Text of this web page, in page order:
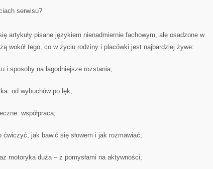
serwisu?
artykuły pisane językiem nienadmiernie fachowym, ale osadzone w
wokół tego, co w życiu rodziny i placówki jest najbardziej żywe:
i sposoby na łagodniejsze rozstania;
od wybuchów po lęk;
współpraca;
ćwiczyć, jak bawić się słowem i jak rozmawiać;
motoryka duża – z pomysłami na aktywności;